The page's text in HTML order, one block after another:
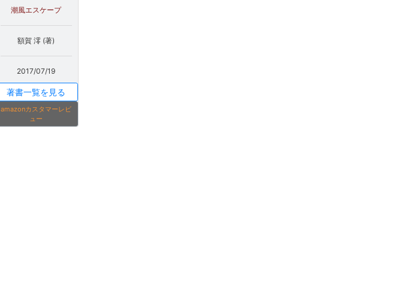
潮風エスケープ
額賀 澪 (著)
2017/07/19
著書一覧を見る
amazonカスタマーレビ
ュー